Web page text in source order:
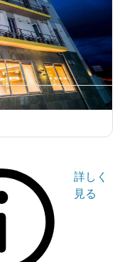
詳しく
見る